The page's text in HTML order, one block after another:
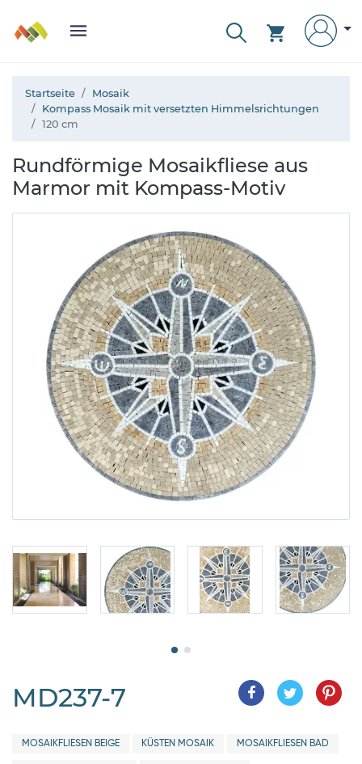
Startseite
Mosaik
Kompass Mosaik mit versetzten Himmelsrichtungen
120 cm
Rundförmige Mosaikfliese aus
Marmor mit Kompass-Motiv
MD237-7
MOSAIKFLIESEN BEIGE KÜSTEN MOSAIK MOSAIKFLIESEN BAD